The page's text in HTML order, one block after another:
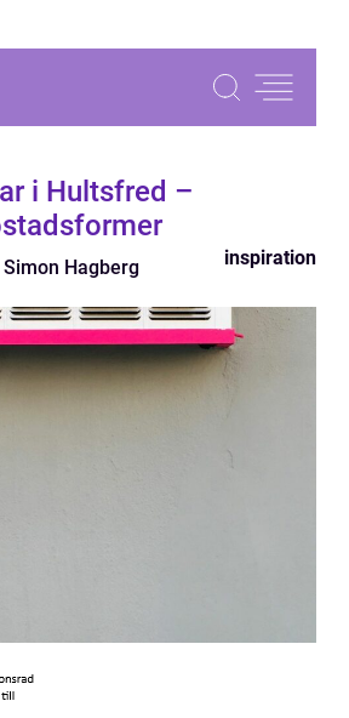
i Hultsfred –
Simon Hagberg inspiration